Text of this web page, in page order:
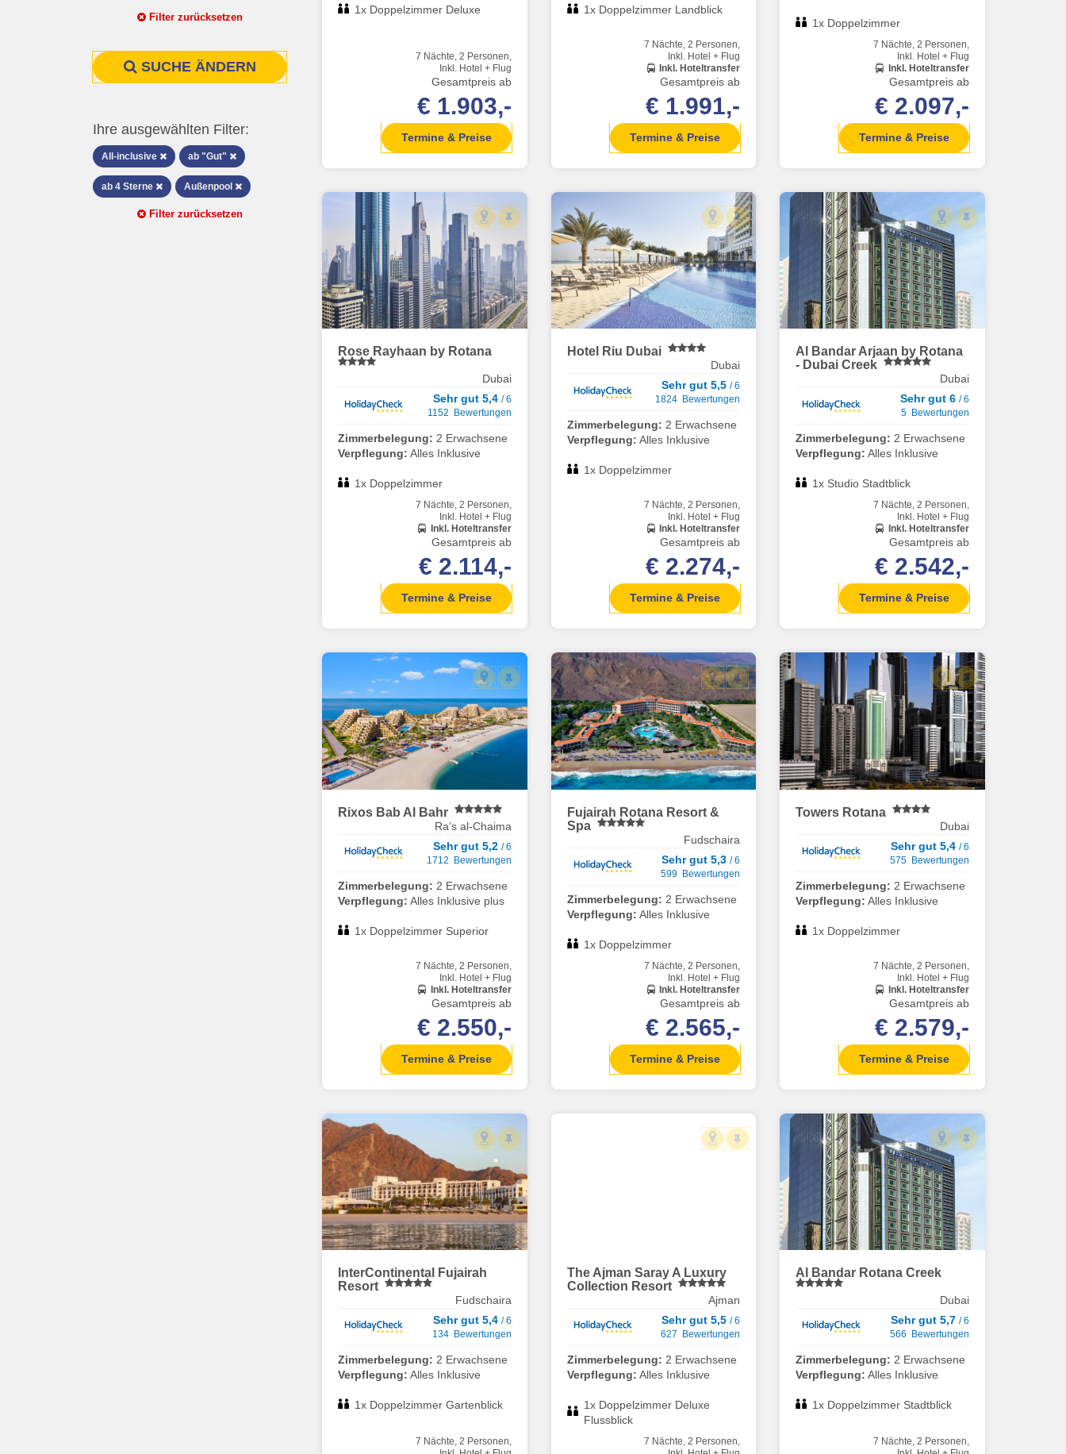
Filter zurücksetzen
SUCHE ÄNDERN
Ihre ausgewählten Filter:
All-inclusive ab "Gut"
ab 4 Sterne Außenpool
Filter zurücksetzen
1x Doppelzimmer Deluxe
7 Nächte, 2 Personen,
Inkl. Hotel + Flug
Gesamtpreis ab
€ 1.903,-
Termine & Preise
1x Doppelzimmer Landblick
7 Nächte, 2 Personen,
Inkl. Hotel + Flug
Inkl. Hoteltransfer
Gesamtpreis ab
€ 1.991,-
Termine & Preise
1x Doppelzimmer
7 Nächte, 2 Personen,
Inkl. Hotel + Flug
Inkl. Hoteltransfer
Gesamtpreis ab
€ 2.097,-
Termine & Preise
Rose Rayhaan by Rotana
Dubai
Sehr gut 5,4 / 6
1152 Bewertungen
Zimmerbelegung: 2 Erwachsene
Verpflegung: Alles Inklusive
1x Doppelzimmer
7 Nächte, 2 Personen,
Inkl. Hotel + Flug
Inkl. Hoteltransfer
Gesamtpreis ab
€ 2.114,-
Termine & Preise
Hotel Riu Dubai
Dubai
Sehr gut 5,5/ 6
1824 Bewertungen
Zimmerbelegung: 2 Erwachsene
Verpflegung: Alles Inklusive
1x Doppelzimmer
7 Nächte, 2 Personen,
Inkl. Hotel + Flug
Inkl. Hoteltransfer
Gesamtpreis ab
€ 2.274,-
Termine & Preise
Al Bandar Arjaan by Rotana
- Dubai Creek
Dubai
Sehr gut 6 / 6
5 Bewertungen
Zimmerbelegung: 2 Erwachsene
Verpflegung: Alles Inklusive
1x Studio Stadtblick
7 Nächte, 2 Personen,
Inkl. Hotel + Flug
Inkl. Hoteltransfer
Gesamtpreis ab
€ 2.542,-
Termine & Preise
Rixos Bab Al Bahr
Ra’s al-Chaima
Sehr gut 5,2 / 6
1712 Bewertungen
Zimmerbelegung: 2 Erwachsene
Verpflegung: Alles Inklusive plus
1x Doppelzimmer Superior
7 Nächte, 2 Personen,
Inkl. Hotel + Flug
Inkl. Hoteltransfer
Gesamtpreis ab
€ 2.550,-
Termine & Preise
Fujairah Rotana Resort &
Spa
Fudschaira
Sehr gut 5,3/ 6
599 Bewertungen
Zimmerbelegung: 2 Erwachsene
Verpflegung: Alles Inklusive
1x Doppelzimmer
7 Nächte, 2 Personen,
Inkl. Hotel + Flug
Inkl. Hoteltransfer
Gesamtpreis ab
€ 2.565,-
Termine & Preise
Towers Rotana
Dubai
Sehr gut 5,4 / 6
575 Bewertungen
Zimmerbelegung: 2 Erwachsene
Verpflegung: Alles Inklusive
1x Doppelzimmer
7 Nächte, 2 Personen,
Inkl. Hotel + Flug
Inkl. Hoteltransfer
Gesamtpreis ab
€ 2.579,-
Termine & Preise
InterContinental Fujairah
Resort
Fudschaira
Sehr gut 5,4 / 6
134 Bewertungen
Zimmerbelegung: 2 Erwachsene
Verpflegung: Alles Inklusive
1x Doppelzimmer Gartenblick
7 Nächte, 2 Personen,
The Ajman Saray A Luxury
Collection Resort
Ajman
Sehr gut 5,5/ 6
627 Bewertungen
Zimmerbelegung: 2 Erwachsene
Verpflegung: Alles Inklusive
1x Doppelzimmer Deluxe
Flussblick
7 Nächte, 2 Personen,
Al Bandar Rotana Creek
Dubai
Sehr gut 5,7 / 6
566 Bewertungen
Zimmerbelegung: 2 Erwachsene
Verpflegung: Alles Inklusive
1x Doppelzimmer Stadtblick
7 Nächte, 2 Personen,